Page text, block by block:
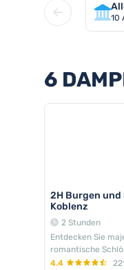
10
6
2H Burgen
Koblenz
2 Stunden
Entdecken Sie
romantische
Koblenz
4.4